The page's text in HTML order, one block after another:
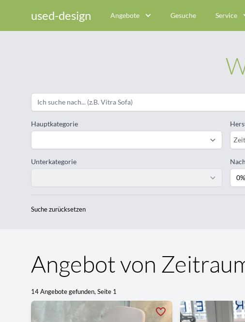
used-design Angebote Gesuche Service
Hauptkategorie
Unterkategorie
Suche zurücksetzen
Angebot von
14 Angebote gefunden, Seite 1